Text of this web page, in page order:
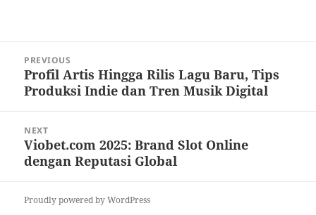
navigation
PREVIOUS
Previous
post:
Profil Artis Hingga Rilis Lagu Baru, Tips
Produksi Indie dan Tren Musik Digital
NEXT
Next
post:
Viobet.com 2025: Brand Slot Online
dengan Reputasi Global
Proudly powered by WordPress